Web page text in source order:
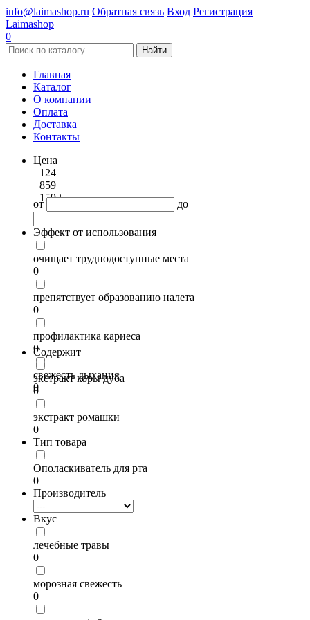
info@laimashop.ru Обратная связь Вход Регистрация
Laimashop
0
Найти
Главная
Каталог
О компании
Оплата
Доставка
Контакты
Цена
124
859
1593
от до
Эффект от использования
очищает труднодоступные места
0
препятствует образованию налета
0
профилактика кариеса
0
свежесть дыхания
0
Содержит
экстракт коры дуба
0
экстракт ромашки
0
Тип товара
Ополаскиватель для рта
0
Производитель
Вкус
лечебные травы
0
морозная свежесть
0